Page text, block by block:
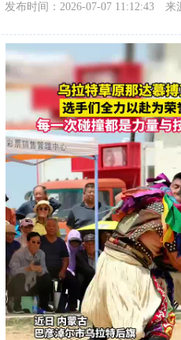
发布时间：2026-07-07 11:12:43 来